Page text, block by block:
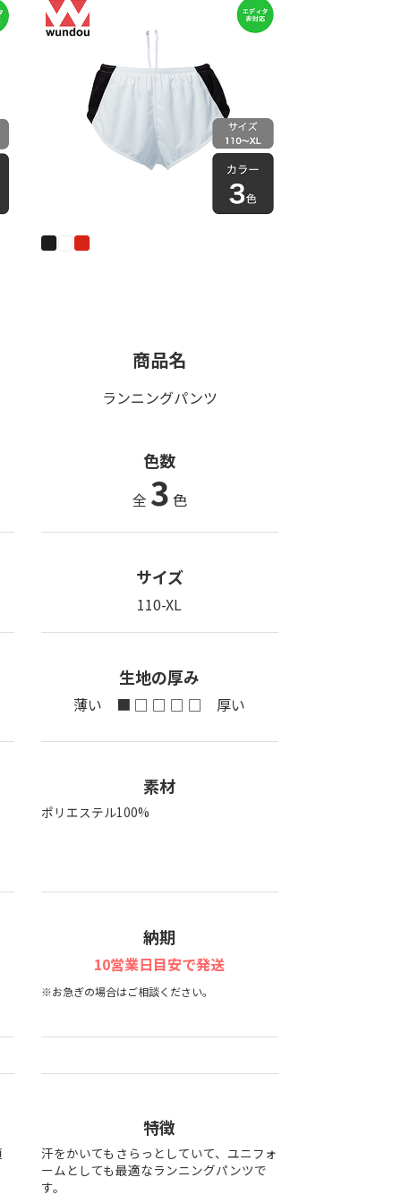
商品名
ランニングパンツ
色数
全 3 色
サイズ
110-XL
生地の厚み
薄い ■ □ □ □ □ 厚い
素材
ポリエステル100%
納期
10営業日目安で発送
※お急ぎの場合はご相談ください。
特徴
汗をかいてもさらっとしていて、ユニフォ
ームとしても最適なランニングパンツで
す。